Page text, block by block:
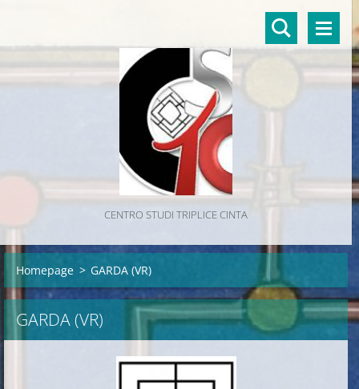
CENTRO STUDI TRIPLICE CINTA
Homepage > GARDA (VR)
GARDA (VR)